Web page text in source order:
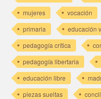
mujeres
vocación
primaria
educación
pedagogía crítica
pedagogía libertaria
educación libre
piezas sueltas